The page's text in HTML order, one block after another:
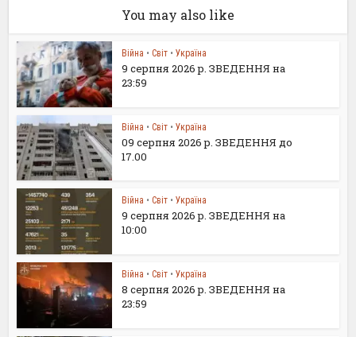
You may also like
Війна • Світ • Україна
9 серпня 2026 р. ЗВЕДЕННЯ на
23:59
Війна • Світ • Україна
09 серпня 2026 р. ЗВЕДЕННЯ до
17.00
Війна • Світ • Україна
9 серпня 2026 р. ЗВЕДЕННЯ на
10:00
Війна • Світ • Україна
8 серпня 2026 р. ЗВЕДЕННЯ на
23:59